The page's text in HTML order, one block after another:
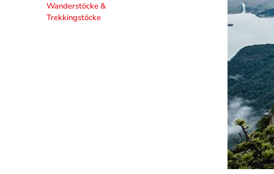
Wanderstöcke &
Trekkingstöcke